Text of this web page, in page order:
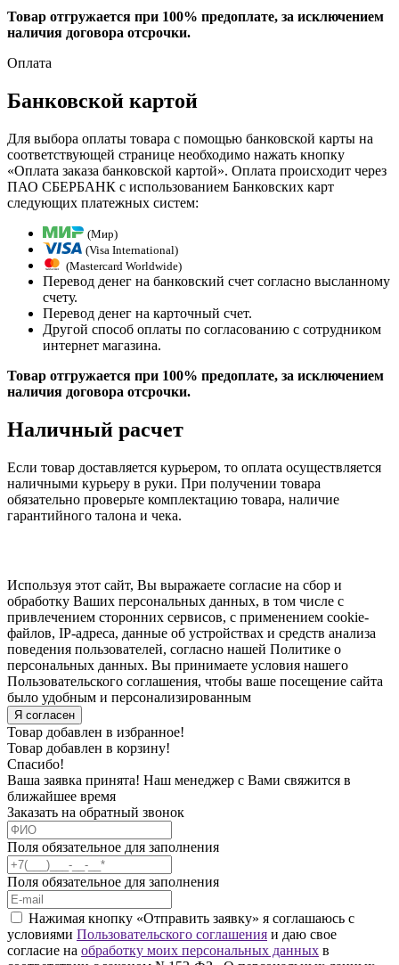
Товар отгружается при 100% предоплате, за исключением
наличия договора отсрочки.
Оплата
Банковской картой
Для выбора оплаты товара с помощью банковской карты на
соответствующей странице необходимо нажать кнопку
«Оплата заказа банковской картой». Оплата происходит через
ПАО СБЕРБАНК с использованием Банковских карт
следующих платежных систем:
(Мир)
(Visa International)
(Mastercard Worldwide)
Перевод денег на банковский счет согласно высланному
счету.
Перевод денег на карточный счет.
Другой способ оплаты по согласованию с сотрудником
интернет магазина.
Товар отгружается при 100% предоплате, за исключением
наличия договора отсрочки.
Наличный расчет
Если товар доставляется курьером, то оплата осуществляется
наличными курьеру в руки. При получении товара
обязательно проверьте комплектацию товара, наличие
гарантийного талона и чека.
Используя этот сайт, Вы выражаете согласие на сбор и
обработку Ваших персональных данных, в том числе с
привлечением сторонних сервисов, с применением cookie-
файлов, IP-адреса, данные об устройствах и средств анализа
поведения пользователей, согласно нашей Политике о
персональных данных. Вы принимаете условия нашего
Пользовательского соглашения, чтобы ваше посещение сайта
было удобным и персонализированным
Я согласен
Товар добавлен в избранное!
Товар добавлен в корзину!
Спасибо!
Ваша заявка принята! Наш менеджер с Вами свяжится в
ближайшее время
Заказать на обратный звонок
Поля обязательное для заполнения
Поля обязательное для заполнения
Нажимая кнопку «Отправить заявку» я соглашаюсь с
условиями Пользовательского соглашения и даю свое
согласие на обработку моих персональных данных в